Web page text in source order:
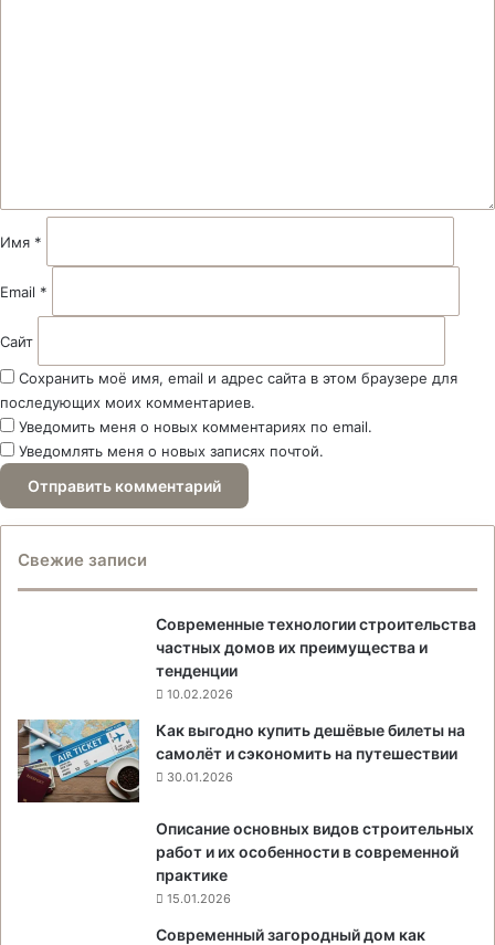
и
й
Имя *
Email *
Сайт
Сохранить моё имя, email и адрес сайта в этом браузере для
последующих моих комментариев.
Уведомить меня о новых комментариях по email.
Уведомлять меня о новых записях почтой.
Свежие записи
Современные технологии строительства
частных домов их преимущества и
тенденции
10.02.2026
Как выгодно купить дешёвые билеты на
самолёт и сэкономить на путешествии
30.01.2026
Описание основных видов строительных
работ и их особенности в современной
практике
15.01.2026
Современный загородный дом как